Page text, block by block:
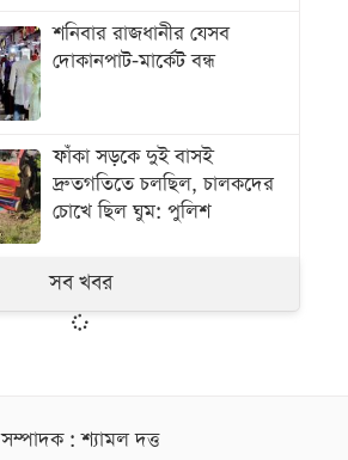
শনিবার রাজধানীর যেসব
দোকানপাট-মার্কেট বন্ধ
ফাঁকা সড়কে দুই বাসই
দ্রুতগতিতে চলছিল, চালকদের
চোখে ছিল ঘুম: পুলিশ
সব খবর
সম্পাদক : শ্যামল দত্ত